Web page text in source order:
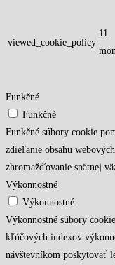
viewed_cookie_policy
11
Funkčné
Funkčné
Funkčné súbory cookie
zdieľanie obsahu
zhromažďovanie spätnej
Výkonnostné
Výkonnostné
Výkonnostné súbory
kľúčových indexov
návštevníkom poskytovať